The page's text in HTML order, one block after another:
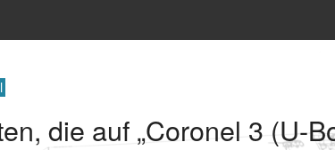
die auf „Coronel 3 (U-